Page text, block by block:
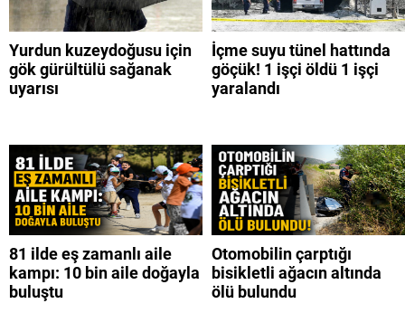
Yurdun kuzeydoğusu için
gök gürültülü sağanak
uyarısı
İçme suyu tünel hattında
göçük! 1 işçi öldü 1 işçi
yaralandı
81 ilde eş zamanlı aile
kampı: 10 bin aile doğayla
buluştu
Otomobilin çarptığı
bisikletli ağacın altında
ölü bulundu